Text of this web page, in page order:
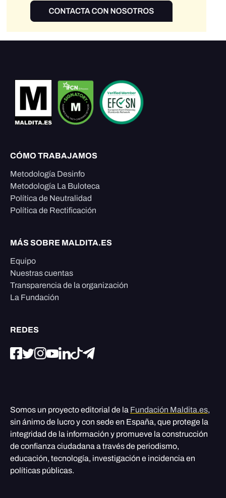
CÓMO TRABAJAMOS
Metodología Desinfo
Metodología La Buloteca
Política de Neutralidad
Política de Rectificación
MÁS SOBRE MALDITA.ES
Equipo
Nuestras cuentas
Transparencia de la organización
La Fundación
REDES
Somos un proyecto editorial de la Fundación Maldita.es,
sin ánimo de lucro y con sede en España, que protege la
integridad de la información y promueve la construcción
de confianza ciudadana a través de periodismo,
educación, tecnología, investigación e incidencia en
políticas públicas.